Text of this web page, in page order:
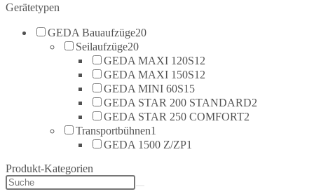
Gerätetypen
GEDA Bauaufzüge20
Seilaufzüge20
GEDA MAXI 120S12
GEDA MAXI 150S12
GEDA MINI 60S15
GEDA STAR 200 STANDARD2
GEDA STAR 250 COMFORT2
Transportbühnen1
GEDA 1500 Z/ZP1
Produkt-Kategorien